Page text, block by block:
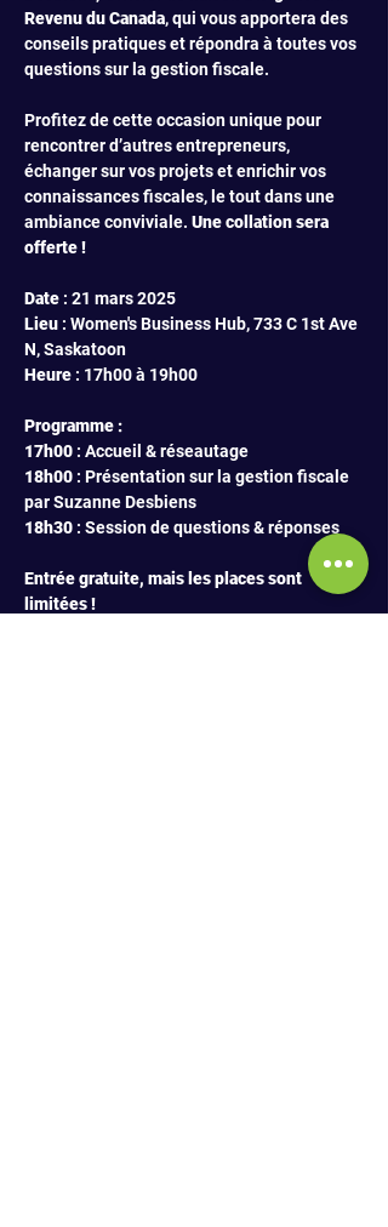
Revenu du Canada, qui vous apportera des
conseils pratiques et répondra à toutes vos
questions sur la gestion fiscale.
Profitez de cette occasion unique pour
rencontrer d’autres entrepreneurs,
échanger sur vos projets et enrichir vos
connaissances fiscales, le tout dans une
ambiance conviviale. Une collation sera
offerte !
Date : 21 mars 2025
Lieu : Women's Business Hub, 733 C 1st Ave
N, Saskatoon
Heure : 17h00 à 19h00
Programme :
17h00 : Accueil & réseautage
18h00 : Présentation sur la gestion fiscale
par Suzanne Desbiens
18h30 : Session de questions & réponses
Entrée gratuite, mais les places sont
limitées !